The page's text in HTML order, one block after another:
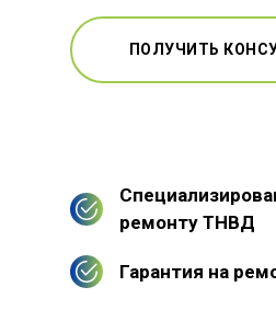
ПОЛУЧИТЬ
ремонту ТНВД
Гарантия на